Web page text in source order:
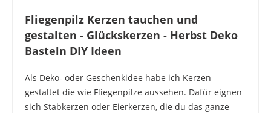
Fliegenpilz Kerzen tauchen und
gestalten - Glückskerzen - Herbst Deko
Basteln DIY Ideen
Als Deko- oder Geschenkidee habe ich Kerzen
gestaltet die wie Fliegenpilze aussehen. Dafür eignen
sich Stabkerzen oder Eierkerzen, die du das ganze